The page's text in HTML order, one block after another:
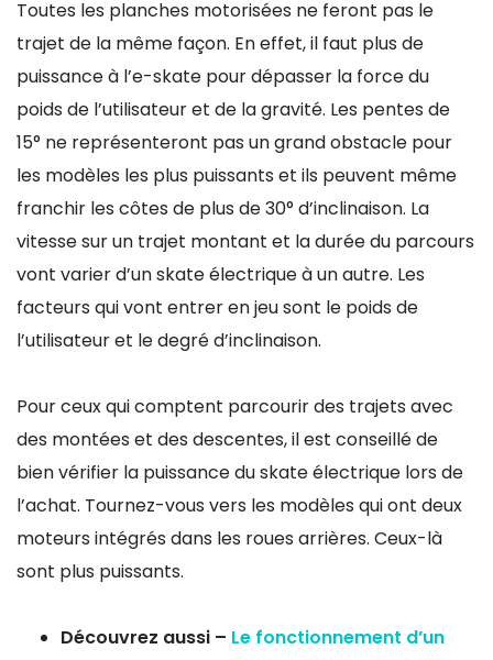
Toutes les planches motorisées ne feront pas le
trajet de la même façon. En effet, il faut plus de
puissance à l’e-skate pour dépasser la force du
poids de l’utilisateur et de la gravité. Les pentes de
15° ne représenteront pas un grand obstacle pour
les modèles les plus puissants et ils peuvent même
franchir les côtes de plus de 30° d’inclinaison. La
vitesse sur un trajet montant et la durée du parcours
vont varier d’un skate électrique à un autre. Les
facteurs qui vont entrer en jeu sont le poids de
l’utilisateur et le degré d’inclinaison.
Pour ceux qui comptent parcourir des trajets avec
des montées et des descentes, il est conseillé de
bien vérifier la puissance du skate électrique lors de
l’achat. Tournez-vous vers les modèles qui ont deux
moteurs intégrés dans les roues arrières. Ceux-là
sont plus puissants.
Découvrez aussi – Le fonctionnement d’un